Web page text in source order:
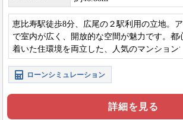
恵比寿駅徒歩8分、広尾の２駅利用の立地。
で室内が広く、開放的な空間が魅力です。都
着いた住環境を両立した、人気のマンション
ローンシミュレーション
詳細を見る